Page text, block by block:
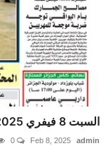
السبت 8 فيفري 2025
admin
Feb 8, 2025